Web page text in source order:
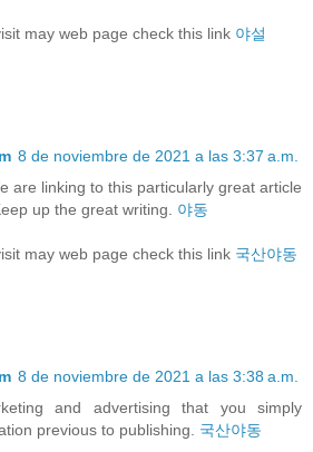
may web page check this link 야설
8 de noviembre de 2021 a las 3:37 a.m.
are linking to this particularly great article
up the great writing. 야동
may web page check this link 국산야동
8 de noviembre de 2021 a las 3:38 a.m.
and advertising that you simply
previous to publishing. 국산야동